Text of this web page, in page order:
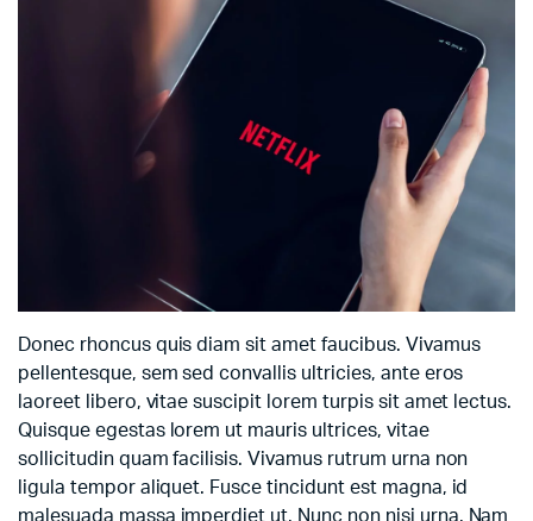
Donec rhoncus quis diam sit amet faucibus. Vivamus
pellentesque, sem sed convallis ultricies, ante eros
laoreet libero, vitae suscipit lorem turpis sit amet lectus.
Quisque egestas lorem ut mauris ultrices, vitae
sollicitudin quam facilisis. Vivamus rutrum urna non
ligula tempor aliquet. Fusce tincidunt est magna, id
malesuada massa imperdiet ut. Nunc non nisi urna. Nam